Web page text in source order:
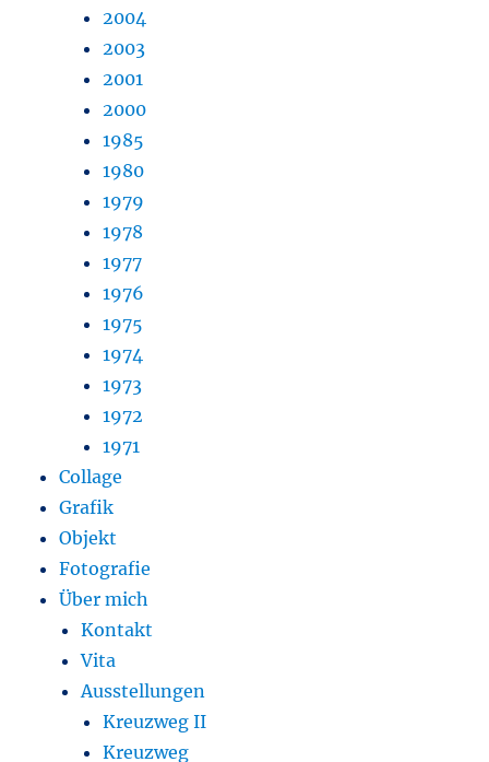
2004
2003
2001
2000
1985
1980
1979
1978
1977
1976
1975
1974
1973
1972
1971
Collage
Grafik
Objekt
Fotografie
Über mich
Kontakt
Vita
Ausstellungen
Kreuzweg II
Kreuzweg